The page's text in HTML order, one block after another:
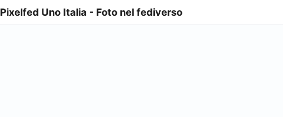
Pixelfed Uno Italia - Foto nel fediverso